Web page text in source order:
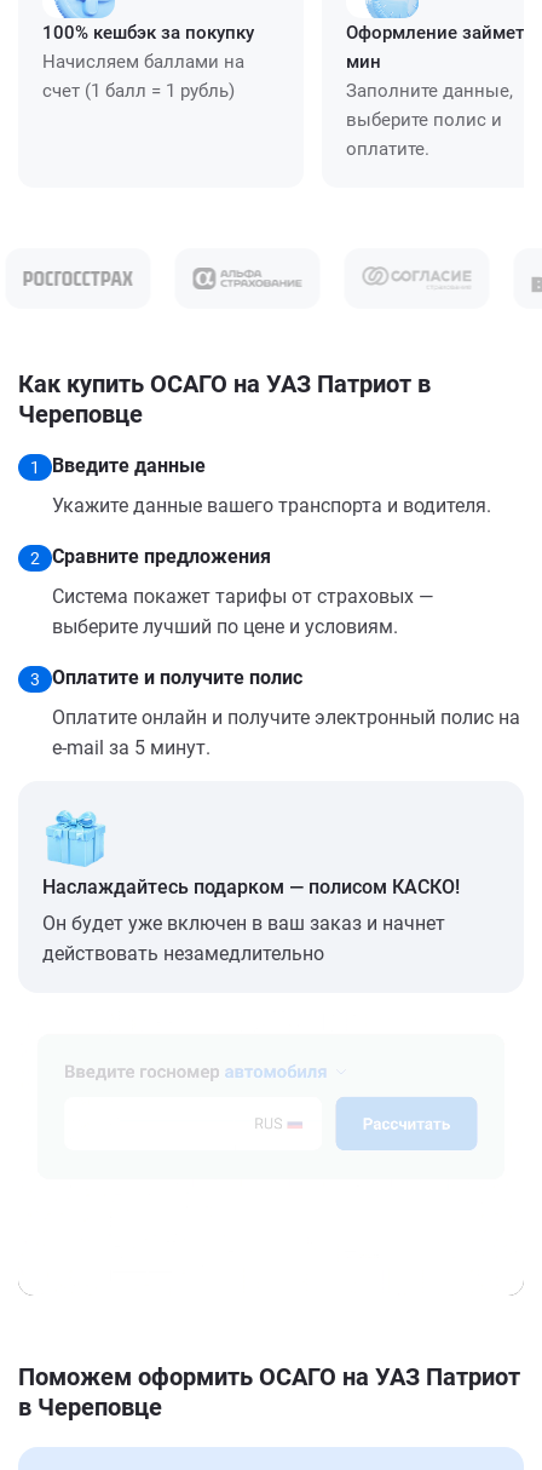
100% кешбэк за покупку
Начисляем баллами на
счет (1 балл = 1 рубль)
Оформление займет
мин
Заполните данные,
выберите полис и
оплатите.
Как купить ОСАГО на УАЗ Патриот в
Череповце
1
Введите данные
Укажите данные вашего транспорта и водителя.
2
Сравните предложения
Система покажет тарифы от страховых —
выберите лучший по цене и условиям.
3
Оплатите и получите полис
Оплатите онлайн и получите электронный полис на
e-mail за 5 минут.
Наслаждайтесь подарком — полисом КАСКО!
Он будет уже включен в ваш заказ и начнет
действовать незамедлительно
Поможем оформить ОСАГО на УАЗ Патриот
в Череповце